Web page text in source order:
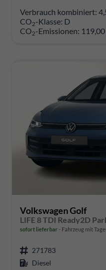
Verbrauch kombiniert:
CO2-Klasse: D
CO2-Emissionen:
Volkswagen Golf
LIFE 8 TDI Ready2D
sofort lieferbar Fahrzeug mit
271783
Diesel